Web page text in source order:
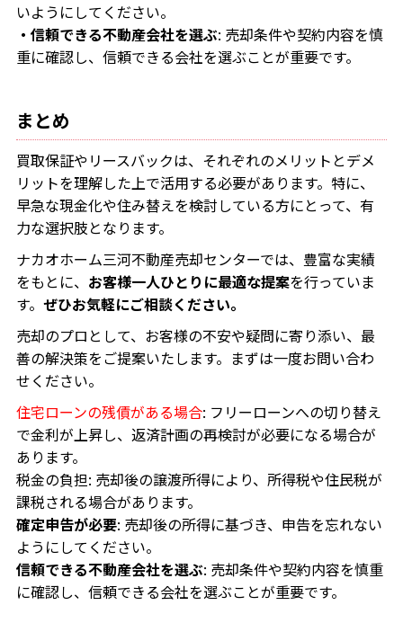
いようにしてください。
・信頼できる不動産会社を選ぶ: 売却条件や契約内容を慎
重に確認し、信頼できる会社を選ぶことが重要です。
まとめ
買取保証やリースバックは、それぞれのメリットとデメ
リットを理解した上で活用する必要があります。特に、
早急な現金化や住み替えを検討している方にとって、有
力な選択肢となります。
ナカオホーム三河不動産売却センターでは、豊富な実績
をもとに、 お客様一人ひとりに最適な提案を行っていま
す。 ぜひお気軽にご相談ください。
売却のプロとして、お客様の不安や疑問に寄り添い、最
善の解決策をご提案いたします。まずは一度お問い合わ
せください。
住宅ローンの残債がある場合: フリーローンへの切り替え
で金利が上昇し、返済計画の再検討が必要になる場合が
あります。
税金の負担: 売却後の譲渡所得により、所得税や住民税が
課税される場合があります。
確定申告が必要: 売却後の所得に基づき、申告を忘れない
ようにしてください。
信頼できる不動産会社を選ぶ: 売却条件や契約内容を慎重
に確認し、信頼できる会社を選ぶことが重要です。